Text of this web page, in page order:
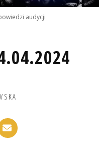
audycji